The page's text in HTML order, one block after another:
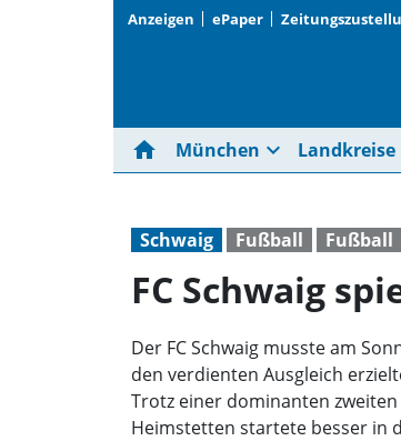
Anzeigen ePaper
home München expand_more Landkreise
Schwaig Fußball Fußball
FC Schwaig
Der FC Schwaig musste am
den verdienten Ausgleich
Trotz einer dominanten
Heimstetten startete besser in